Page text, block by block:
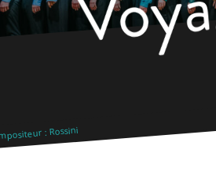
: Rossini